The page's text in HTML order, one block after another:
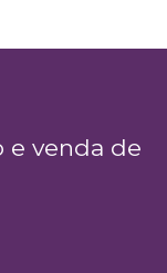
e venda de